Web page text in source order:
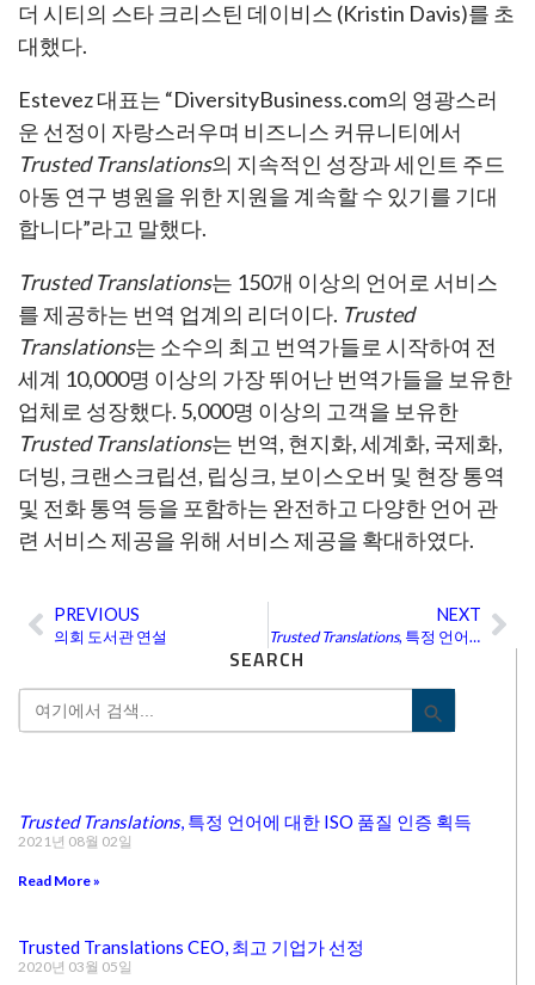
SEARCH
Search
for:
Search
Trusted Translations, 특정 언어에 대한 ISO 품질 인증 획득
2021년 08월 02일
Read More »
Trusted Translations CEO, 최고 기업가 선정
2020년 03월 05일
더 시티의 스타 크리스틴 데이비스 (Kristin Davis)를 초
대했다.
Estevez 대표는 “DiversityBusiness.com의 영광스러
운 선정이 자랑스러우며 비즈니스 커뮤니티에서
Trusted Translations의 지속적인 성장과 세인트 주드
아동 연구 병원을 위한 지원을 계속할 수 있기를 기대
합니다”라고 말했다.
Trusted Translations는 150개 이상의 언어로 서비스
를 제공하는 번역 업계의 리더이다. Trusted
Translations는 소수의 최고 번역가들로 시작하여 전
세계 10,000명 이상의 가장 뛰어난 번역가들을 보유한
업체로 성장했다. 5,000명 이상의 고객을 보유한
Trusted Translations는 번역, 현지화, 세계화, 국제화,
더빙, 크랜스크립션, 립싱크, 보이스오버 및 현장 통역
및 전화 통역 등을 포함하는 완전하고 다양한 언어 관
련 서비스 제공을 위해 서비스 제공을 확대하였다.
Prev
PREVIOUS
의회 도서관 연설
NEXT
Trusted Translations, 특정 언어에 대한 ISO 품질 인증 획득